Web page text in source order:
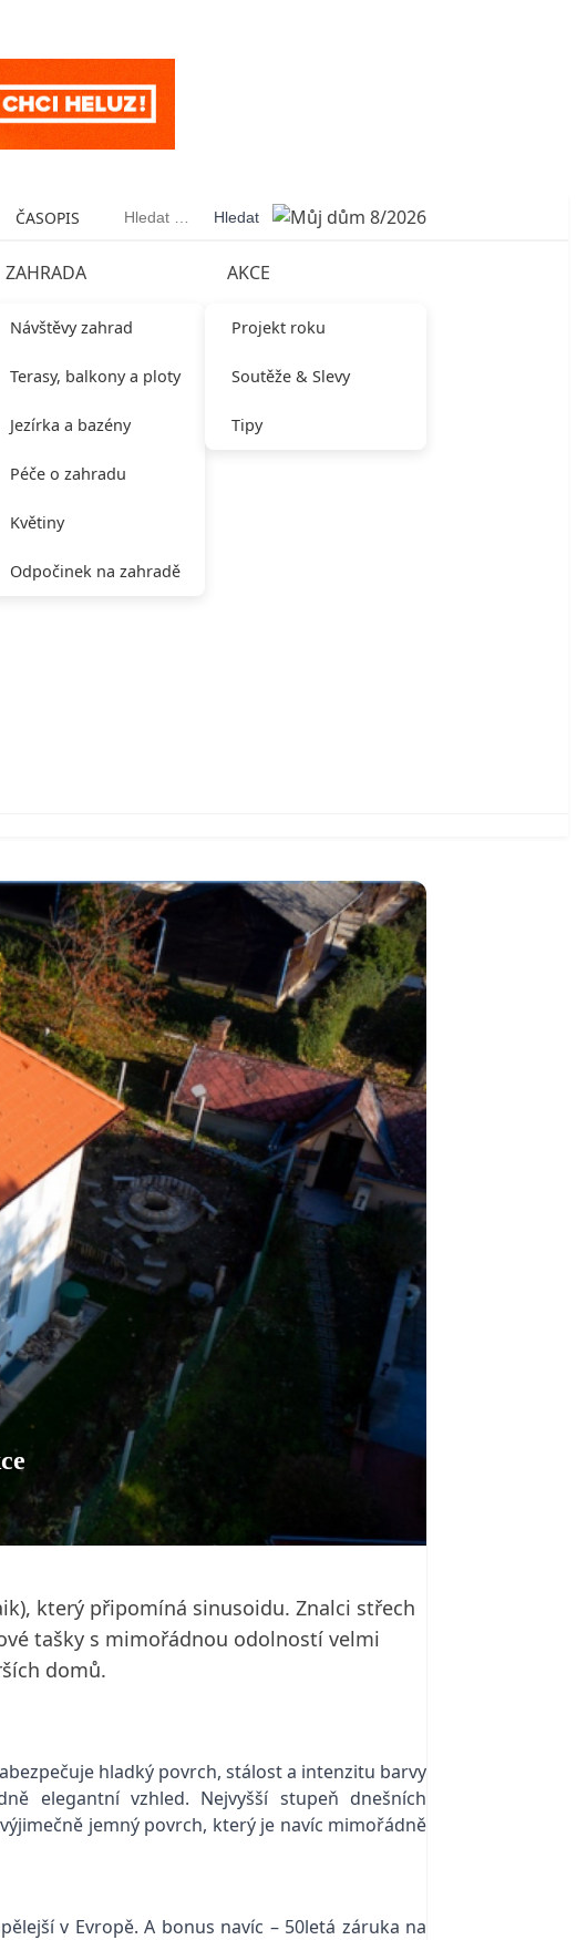
ČASOPIS Vyhledávání
ZAHRADA
Návštěvy zahrad
Terasy, balkony a ploty
Jezírka a bazény
Péče o zahradu
Květiny
Odpočinek na zahradě
AKCE
Projekt roku
Soutěže & Slevy
Tipy
který připomíná sinusoidu. Znalci střech
tašky s mimořádnou odolností velmi
domů.
hladký povrch, stálost a intenzitu barvy
elegantní vzhled. Nejvyšší stupeň dnešních
jemný povrch, který je navíc mimořádně
v Evropě. A bonus navíc – 50letá záruka na